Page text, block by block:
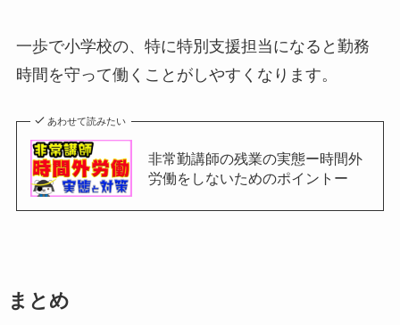
一歩で小学校の、特に特別支援担当になると勤務
時間を守って働くことがしやすくなります。
あわせて読みたい
非常勤講師の残業の実態ー時間外
労働をしないためのポイントー
まとめ